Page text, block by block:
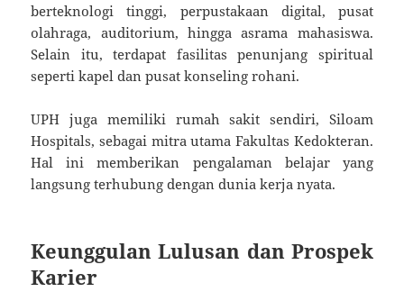
berteknologi tinggi, perpustakaan digital, pusat
olahraga, auditorium, hingga asrama mahasiswa.
Selain itu, terdapat fasilitas penunjang spiritual
seperti kapel dan pusat konseling rohani.
UPH juga memiliki rumah sakit sendiri, Siloam
Hospitals, sebagai mitra utama Fakultas Kedokteran.
Hal ini memberikan pengalaman belajar yang
langsung terhubung dengan dunia kerja nyata.
Keunggulan Lulusan dan Prospek
Karier